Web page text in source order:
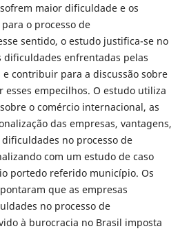
maior dificuldade e os
o processo de
sentido, o estudo justifica-se no
enfrentadas pelas
contribuir para a discussão sobre
empecilhos. O estudo utiliza
o comércio internacional, as
das empresas, vantagens,
no processo de
com um estudo de caso
portedo referido município. Os
que as empresas
no processo de
à burocracia no Brasil imposta